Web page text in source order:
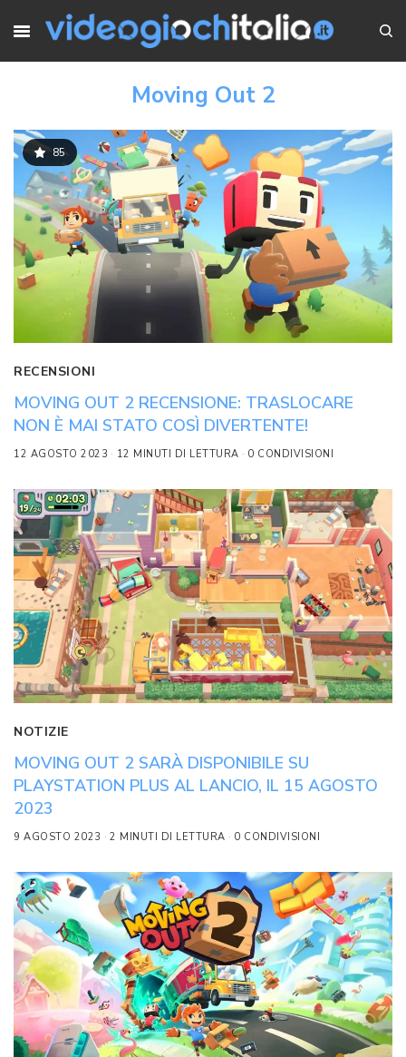
Moving Out 2
85
RECENSIONI
MOVING OUT 2 RECENSIONE: TRASLOCARE
NON È MAI STATO COSÌ DIVERTENTE!
12 AGOSTO 2023 12 MINUTI DI LETTURA 0 CONDIVISIONI
NOTIZIE
MOVING OUT 2 SARÀ DISPONIBILE SU
PLAYSTATION PLUS AL LANCIO, IL 15 AGOSTO
2023
9 AGOSTO 2023 2 MINUTI DI LETTURA 0 CONDIVISIONI